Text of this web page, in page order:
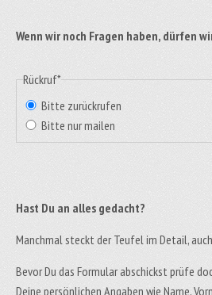
Wenn wir noch Fragen haben, dürfen
Rückruf*
Bitte zurückrufen
Bitte nur mailen
Hast Du an alles gedacht?
Manchmal steckt der Teufel im Detail,
Bevor Du das Formular abschickst prüfe
Deine persönlichen Angaben wie Name,